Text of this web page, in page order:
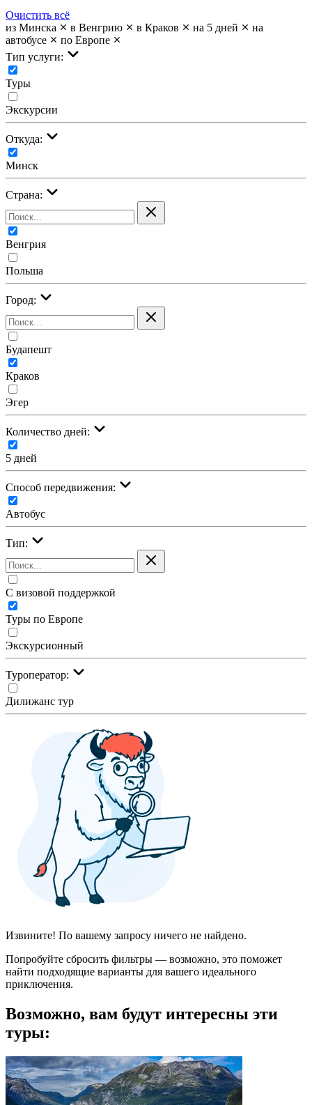
Очистить всё
из Минска
в Венгрию в Краков на 5 дней
на
автобусе
по Европе
Тип услуги:
Туры
Экскурсии
Откуда:
Минск
Страна:
Венгрия
Польша
Город:
Будапешт
Краков
Эгер
Количество дней:
5 дней
Cпособ передвижения:
Автобус
Тип:
С визовой поддержкой
Туры по Европе
Экскурсионный
Туроператор:
Дилижанс тур
Извините! По вашему запросу ничего не найдено.
Попробуйте сбросить фильтры — возможно, это поможет
найти подходящие варианты для вашего идеального
приключения.
Возможно, вам будут интересны эти
туры: